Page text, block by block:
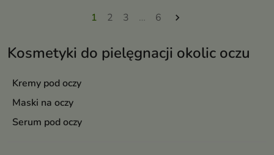
Kosmetyki do pielęgnacji okolic oczu
Kremy pod oczy
Maski na oczy
Serum pod oczy
1 2 3 … 6 